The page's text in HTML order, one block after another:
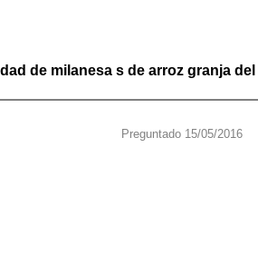
de milanesa s de arroz granja del
Preguntado 15/05/2016